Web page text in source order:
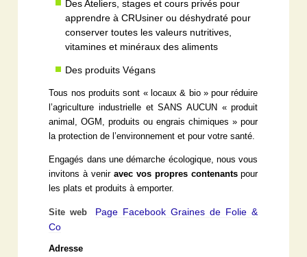
Des Ateliers, stages et cours privés pour
apprendre à CRUsiner ou déshydraté pour
conserver toutes les valeurs nutritives,
vitamines et minéraux des aliments
Des produits Végans
Tous nos produits sont « locaux & bio » pour réduire
l’agriculture industrielle et SANS AUCUN « produit
animal, OGM, produits ou engrais chimiques » pour
la protection de l’environnement et pour votre santé.
Engagés dans une démarche écologique, nous vous
invitons à veniravec vos propres contenantspour
les plats et produits à emporter.
Site web
Page Facebook Graines de Folie &
Co
Adresse